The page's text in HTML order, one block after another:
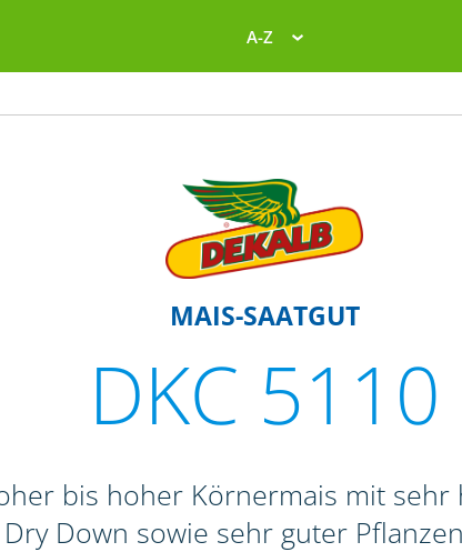
A-Z
MAIS-SAATGUT
DKC 5110
bis hoher Körnermais mit
Down sowie sehr guter